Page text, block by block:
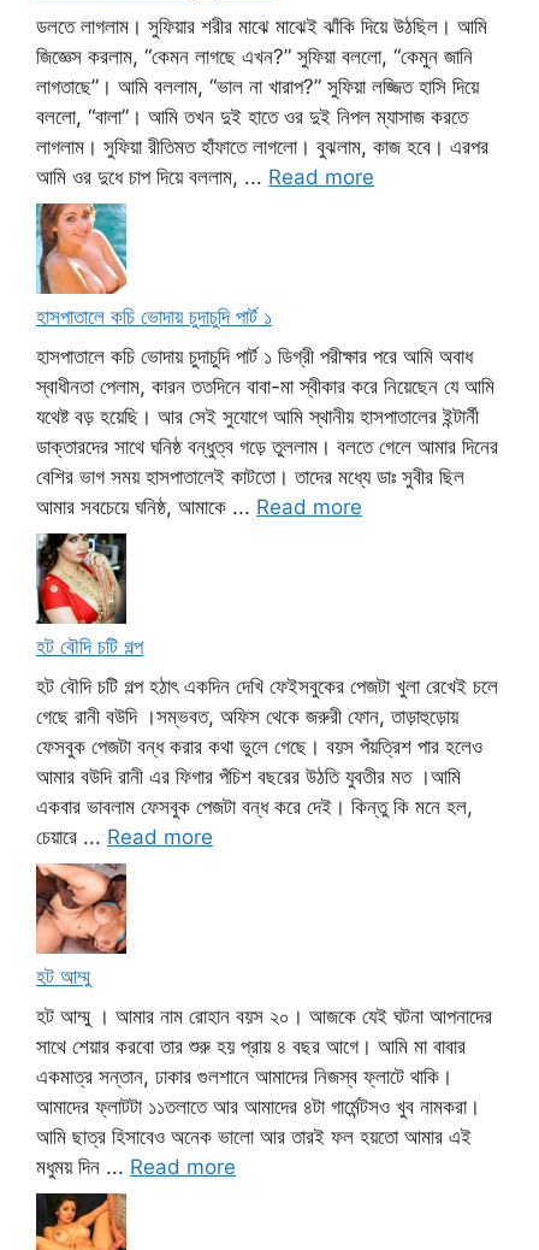
ডলতে লাগলাম। সুফিয়ার শরীর মাঝে মাঝেই ঝাঁকি দিয়ে উঠছিল। আমি
জিজ্ঞেস করলাম, “কেমন লাগছে এখন?” সুফিয়া বললো, “কেমুন জানি
লাগতাছে”। আমি বললাম, “ভাল না খারাপ?” সুফিয়া লজ্জিত হাসি দিয়ে
বললো, “বালা”। আমি তখন দুই হাতে ওর দুই নিপল ম্যাসাজ করতে
লাগলাম। সুফিয়া রীতিমত হাঁফাতে লাগলো। বুঝলাম, কাজ হবে। এরপর
আমি ওর দুধে চাপ দিয়ে বললাম, ... Read more
হাসপাতালে কচি ভোদায় চুদাচুদি পার্ট ১
হাসপাতালে কচি ভোদায় চুদাচুদি পার্ট ১ ডিগ্রী পরীক্ষার পরে আমি অবাধ
স্বাধীনতা পেলাম, কারন ততদিনে বাবা-মা স্বীকার করে নিয়েছেন যে আমি
যথেষ্ট বড় হয়েছি। আর সেই সুযোগে আমি স্থানীয় হাসপাতালের ইন্টার্নী
ডাক্তারদের সাথে ঘনিষ্ঠ বন্ধুত্ব গড়ে তুললাম। বলতে গেলে আমার দিনের
বেশির ভাগ সময় হাসপাতালেই কাটতো। তাদের মধ্যে ডাঃ সুবীর ছিল
আমার সবচেয়ে ঘনিষ্ঠ, আমাকে ... Read more
হট বৌদি চটি গল্প
হট বৌদি চটি গল্প হঠাৎ একদিন দেখি ফেইসবুকের পেজটা খুলা রেখেই চলে
গেছে রানী বউদি ।সম্ভবত, অফিস থেকে জরুরী ফোন, তাড়াহুড়োয়
ফেসবুক পেজটা বন্ধ করার কথা ভুলে গেছে। বয়স পঁয়ত্রিশ পার হলেও
আমার বউদি রানী এর ফিগার পঁচিশ বছরের উঠতি যুবতীর মত ।আমি
একবার ভাবলাম ফেসবুক পেজটা বন্ধ করে দেই। কিন্তু কি মনে হল,
চেয়ারে ... Read more
হট আম্মু
হট আম্মু । আমার নাম রোহান বয়স ২০। আজকে যেই ঘটনা আপনাদের
সাথে শেয়ার করবো তার শুরু হয় প্রায় ৪ বছর আগে। আমি মা বাবার
একমাত্র সন্তান, ঢাকার গুলশানে আমাদের নিজস্ব ফ্লাটে থাকি।
আমাদের ফ্লাটটা ১১তলাতে আর আমাদের ৪টা গার্মেন্টসও খুব নামকরা।
আমি ছাত্র হিসাবেও অনেক ভালো আর তারই ফল হয়তো আমার এই
মধুময় দিন ... Read more